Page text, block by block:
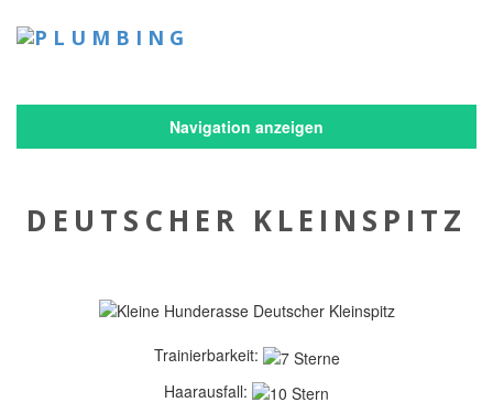
Navigation anzeigen
DEUTSCHER KLEINSPITZ
Trainierbarkeit:
Haarausfall: